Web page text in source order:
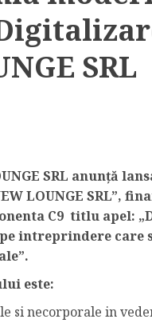
SRL
SRL anunţă
LOUNGE SRL”,
C9 titlu apel:
pe intreprindere
este:
si necorporale in